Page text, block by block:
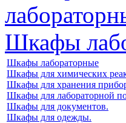
Шкафы
Шкафы лабораторные
Шкафы для химических
Шкафы для хранения
Шкафы для лабораторной
Шкафы для документов.
Шкафы для одежды.